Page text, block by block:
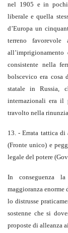
nel 1905 e in pochi
liberale e quella
d’Europa un
terreno favorevole
consistente nella
bolscevico era cosa
statale in Russia,
internazionali era il
travolto nella
13. - Errata tattica
(Fronte unico) e
legale del potere
In conseguenza
maggioranza enorme
lo distrusse
sostenne che si
proposte di alleanza